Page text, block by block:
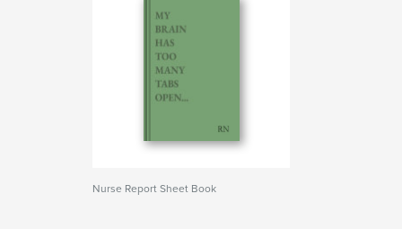
Nurse Report Sheet Book